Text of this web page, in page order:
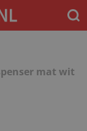
mat wit